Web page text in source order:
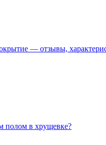
— отзывы,
полом в хрущевке?